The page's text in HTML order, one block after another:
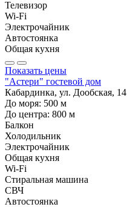
Телевизор
Wi-Fi
Электрочайник
Автостоянка
Общая кухня
Показать цены
"Астери" гостевой дом
Кабардинка, ул. Дообская, 14
До моря: 500 м
До центра: 800 м
Балкон
Холодильник
Электрочайник
Общая кухня
Wi-Fi
Стиральная машина
СВЧ
Автостоянка